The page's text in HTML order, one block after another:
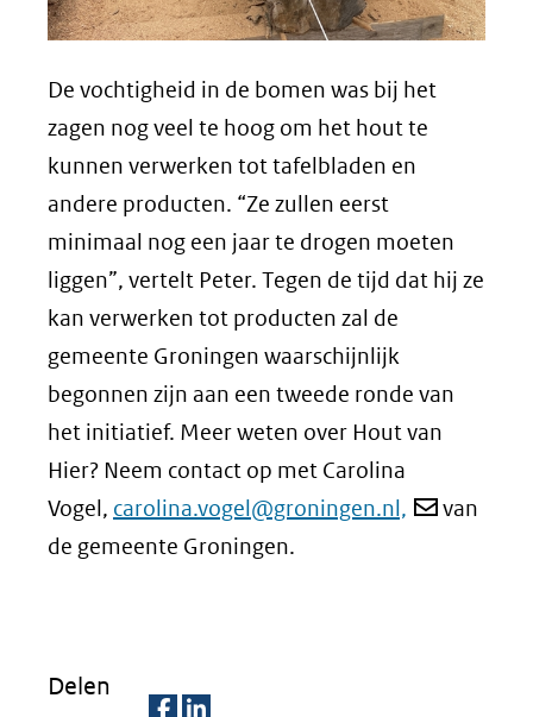
De vochtigheid in de bomen was bij het
zagen nog veel te hoog om het hout te
kunnen verwerken tot tafelbladen en
andere producten. “Ze zullen eerst
minimaal nog een jaar te drogen moeten
liggen”, vertelt Peter. Tegen de tijd dat hij ze
kan verwerken tot producten zal de
gemeente Groningen waarschijnlijk
begonnen zijn aan een tweede ronde van
het initiatief. Meer weten over Hout van
Hier? Neem contact op met Carolina
Vogel, carolina.vogel@groningen.nl,
van
de gemeente Groningen.
Delen